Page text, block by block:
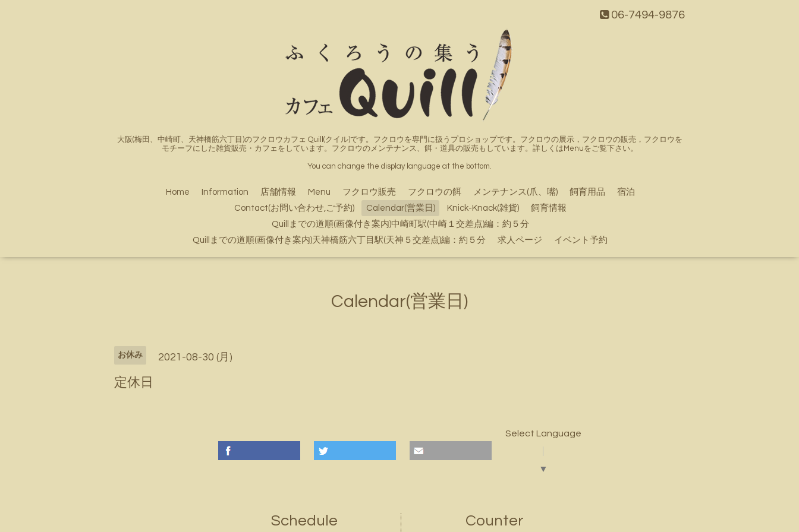
06-7494-9876
大阪(梅田、中崎町、天神橋筋六丁目)のフクロウカフェ Quill(クイル)です。フクロウを専門に扱うプロショップです。フクロウの展示，フクロウの販売，フクロウを
モチーフにした雑貨販売・カフェをしています。フクロウのメンテナンス、餌・道具の販売もしています。詳しくはMenuをご覧下さい。
You can change the display language at the bottom.
Home Information 店舗情報 Menu フクロウ販売 フクロウの餌 メンテナンス(爪、嘴) 飼育用品
宿泊
Contact(お問い合わせ,ご予約)
Calendar(営業日) Knick-Knack(雑貨)
飼育情報
Quillまでの道順(画像付き案内)中崎町駅(中崎１交差点)編：約５分
Quillまでの道順(画像付き案内)天神橋筋六丁目駅(天神５交差点)編：約５分
求人ページ イベント予約
Calendar(営業日)
お休み 2021-08-30 (月)
定休日
Select Language
▼
Schedule Counter